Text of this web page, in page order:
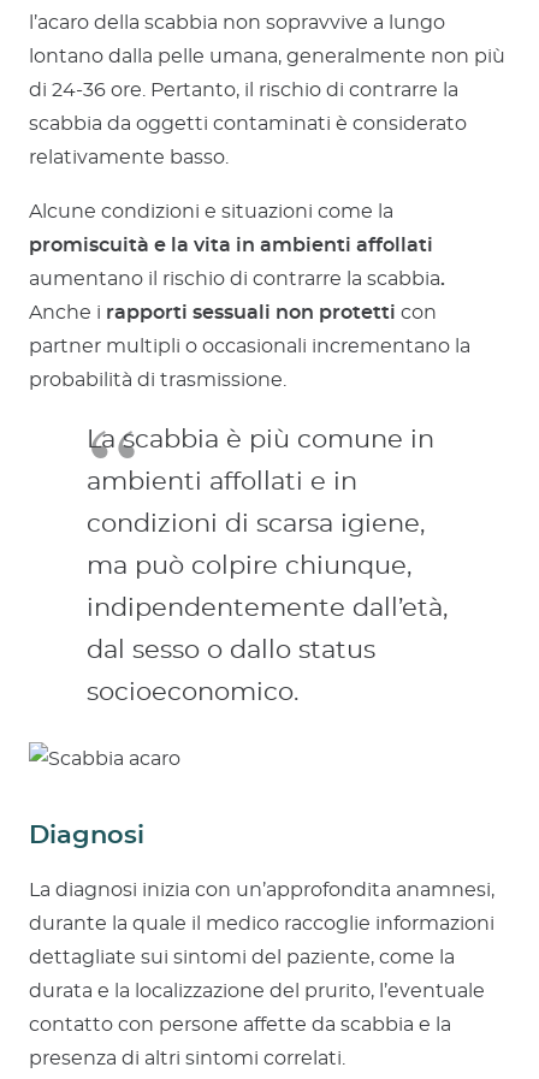
l’acaro della scabbia non sopravvive a lungo
lontano dalla pelle umana, generalmente non più
di 24-36 ore. Pertanto, il rischio di contrarre la
scabbia da oggetti contaminati è considerato
relativamente basso.
Alcune condizioni e situazioni come la
promiscuità e la vita in ambienti affollati
aumentano il rischio di contrarre la scabbia.
Anche i rapporti sessuali non protetti con
partner multipli o occasionali incrementano la
probabilità di trasmissione.
La scabbia è più comune in
ambienti affollati e in
condizioni di scarsa igiene,
ma può colpire chiunque,
indipendentemente dall’età,
dal sesso o dallo status
socioeconomico.
Diagnosi
La diagnosi inizia con un’approfondita anamnesi,
durante la quale il medico raccoglie informazioni
dettagliate sui sintomi del paziente, come la
durata e la localizzazione del prurito, l’eventuale
contatto con persone affette da scabbia e la
presenza di altri sintomi correlati.